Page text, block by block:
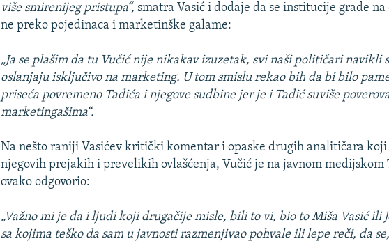
više smirenijeg pristupa“, smatra Vasić i dodaje da se institucije grade
ne preko pojedinaca i marketinške galame:
„Ja se plašim da tu Vučić nije nikakav izuzetak, svi naši političari navikli
oslanjaju isključivo na marketing. U tom smislu rekao bih da bi bilo
priseća povremeno Tadića i njegove sudbine jer je i Tadić suviše
marketingašima“.
Na nešto raniji Vasićev kritički komentar i opaske drugih analitičara koji
njegovih prejakih i prevelikih ovlašćenja, Vučić je na javnom medijskom
ovako odgovorio:
„Važno mi je da i ljudi koji drugačije misle, bili to vi, bio to Miša Vasić ili
sa kojima teško da sam u javnosti razmenjivao pohvale ili lepe reči, da